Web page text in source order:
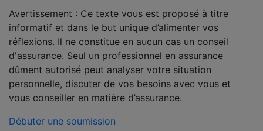
Avertissement : Ce texte vous est proposé à titre
informatif et dans le but unique d’alimenter vos
réflexions. Il ne constitue en aucun cas un conseil
d'assurance. Seul un professionnel en assurance
dûment autorisé peut analyser votre situation
personnelle, discuter de vos besoins avec vous et
vous conseiller en matière d’assurance.
Débuter une soumission